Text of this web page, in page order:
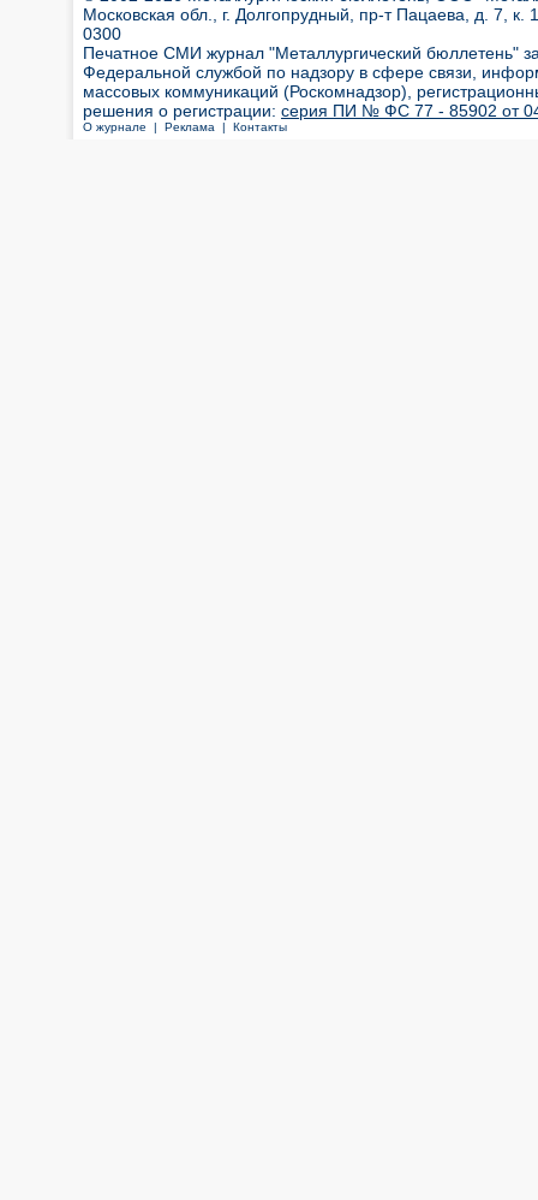
Московская обл., г. Долгопрудный, пр-т Пацаева, д. 7,
0300
Печатное СМИ журнал "Металлургический бюллетень"
Федеральной службой по надзору в сфере связи,
массовых коммуникаций (Роскомнадзор),
решения о регистрации: серия ПИ № ФС 77 - 85902 от 04
О журнале | Реклама | Контакты